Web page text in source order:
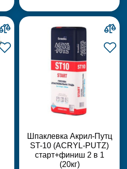
Шпаклевка Акрил-Путц
ST-10 (ACRYL-PUTZ)
старт+финиш 2 в 1
(20кг)